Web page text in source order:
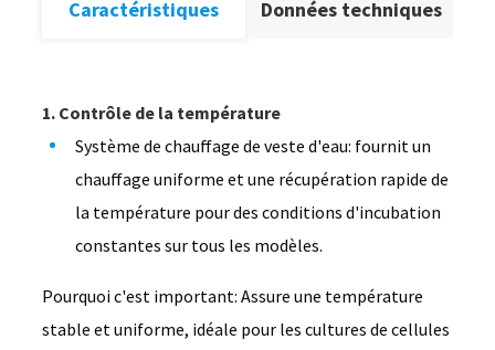
Caractéristiques Données techniques
1. Contrôle de la température
Système de chauffage de veste d'eau: fournit un
chauffage uniforme et une récupération rapide de
la température pour des conditions d'incubation
constantes sur tous les modèles.
Pourquoi c'est important: Assure une température
stable et uniforme, idéale pour les cultures de cellules